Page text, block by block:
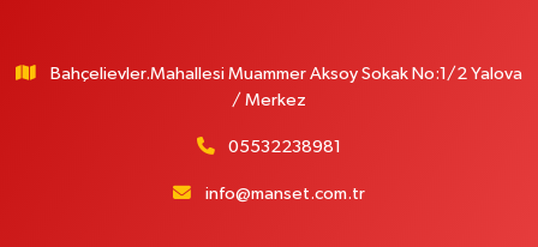
Bahçelievler.Mahallesi Muammer Aksoy Sokak No:1/2 Yalova
/ Merkez
05532238981
info@manset.com.tr